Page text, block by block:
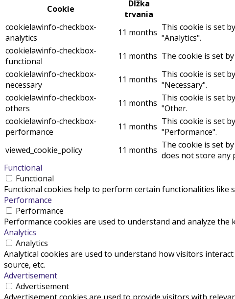
Cookie
Dĺžka
trvania
cookielawinfo-checkbox-
analytics
11 months This cookie is set
"Analytics".
cookielawinfo-checkbox-
functional
11 months The cookie is set
cookielawinfo-checkbox-
necessary
11 months This cookie is set
"Necessary".
cookielawinfo-checkbox-
others
11 months This cookie is set
"Other.
cookielawinfo-checkbox-
performance
11 months This cookie is set
"Performance".
viewed_cookie_policy
11 months The cookie is set
does not store any
Functional
Functional
Functional cookies help to perform certain functionalities
Performance
Performance
Performance cookies are used to understand and analyze
Analytics
Analytics
Analytical cookies are used to understand how visitors
source, etc.
Advertisement
Advertisement